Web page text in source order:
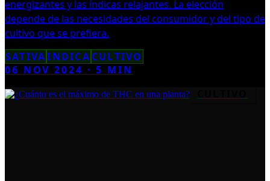
energizantes y las índicas relajantes. La elección
depende de las necesidades del consumidor y del tipo de
cultivo que se prefiera.
SATIVA INDICA CULTIVO
06 NOV 2024 ·5 MIN